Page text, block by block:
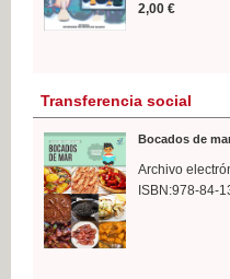
2,00 €
Transferencia social
Bocados de
Archivo
ISBN:978-84-